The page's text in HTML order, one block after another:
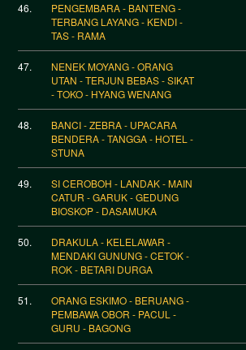
46.
PENGEMBARA - BANTENG -
TERBANG LAYANG - KENDI -
TAS - RAMA
47.
NENEK MOYANG - ORANG
UTAN - TERJUN BEBAS - SIKAT
- TOKO - HYANG WENANG
48.
BANCI - ZEBRA - UPACARA
BENDERA - TANGGA - HOTEL -
STUNA
49.
SI CEROBOH - LANDAK - MAIN
CATUR - GARUK - GEDUNG
BIOSKOP - DASAMUKA
50.
DRAKULA - KELELAWAR -
MENDAKI GUNUNG - CETOK -
ROK - BETARI DURGA
51.
ORANG ESKIMO - BERUANG -
PEMBAWA OBOR - PACUL -
GURU - BAGONG